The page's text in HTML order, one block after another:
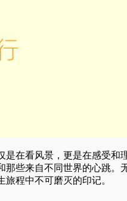
是在看风景，更是在感受和
那些来自不同世界的心跳。
程中不可磨灭的印记。